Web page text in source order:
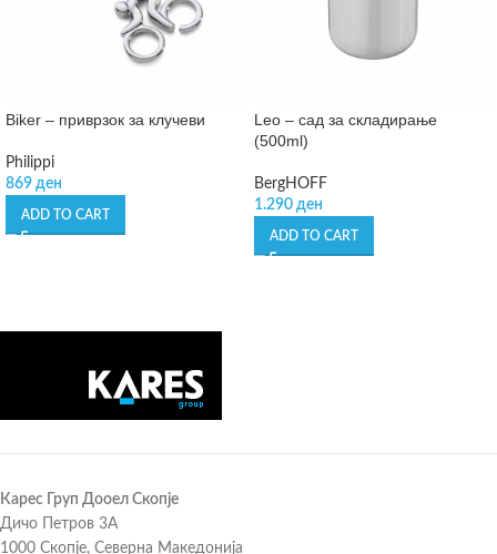
Biker – приврзок за клучеви
Philippi
869 ден
ADD TO CART
Leo – сад за складирање
(500ml)
BergHOFF
1.290 ден
ADD TO CART
Карес Груп Дооел Скопје
Дичо Петров 3А
1000 Скопје, Северна Македонија